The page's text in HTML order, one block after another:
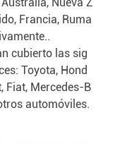
Francia, Ruma
cubierto las sig
Toyota, Hond
Fiat, Mercedes-B
automóviles.